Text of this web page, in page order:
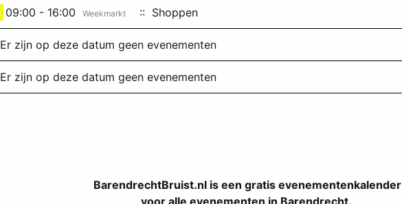
09:00 - 16:00 Weekmarkt :: Shoppen
Er zijn op deze datum geen evenementen
Er zijn op deze datum geen evenementen
BarendrechtBruist.nl is een gratis evenementenkalender
voor alle evenementen in Barendrecht.